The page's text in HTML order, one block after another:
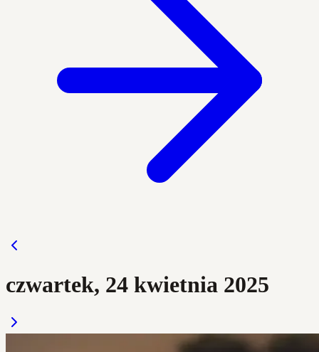
czwartek, 24 kwietnia 2025